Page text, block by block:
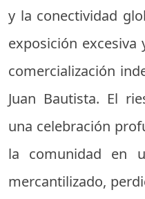
y la conectividad
exposición excesiva
comercialización
Juan Bautista. El
una celebración
la comunidad en
mercantilizado,